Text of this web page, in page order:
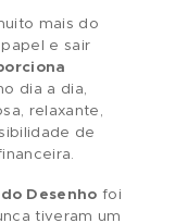
AQUI
muito mais do